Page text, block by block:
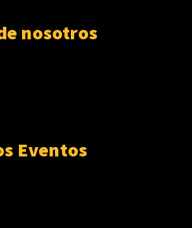
nosotros
Eventos